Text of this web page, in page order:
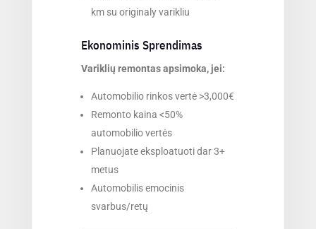
km su originaly varikliu
Ekonominis Sprendimas
Variklių remontas apsimoka, jei:
Automobilio rinkos vertė >3,000€
Remonto kaina <50%
automobilio vertės
Planuojate eksploatuoti dar 3+
metus
Automobilis emocinis
svarbus/retų